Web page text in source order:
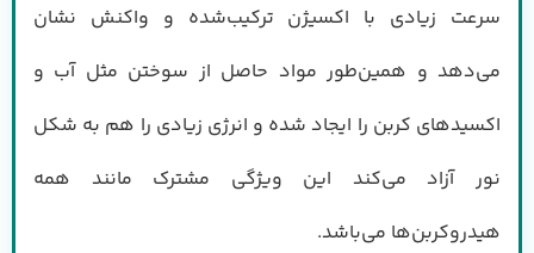
سرعت زیادی با اکسیژن ترکیب‌شده و واکنش نشان
می‌دهد و همین‌طور مواد حاصل از سوختن مثل آب و
اکسیدهای کربن را ایجاد شده و انرژی زیادی را هم به شکل
نور آزاد می‌کند این ویژگی مشترک مانند همه
هیدروکربن‌ها می‌باشد.